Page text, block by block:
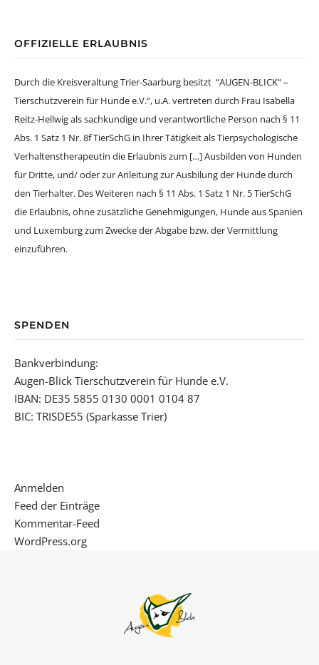
OFFIZIELLE ERLAUBNIS
Durch die Kreisveraltung Trier-Saarburg besitzt “AUGEN-BLICK“ –
Tierschutzverein für Hunde e.V.“, u.A. vertreten durch Frau Isabella
Reitz-Hellwig als sachkundige und verantwortliche Person nach § 11
Abs. 1 Satz 1 Nr. 8f TierSchG in Ihrer Tätigkeit als Tierpsychologische
Verhaltenstherapeutin die Erlaubnis zum […] Ausbilden von Hunden
für Dritte, und/ oder zur Anleitung zur Ausbilung der Hunde durch
den Tierhalter. Des Weiteren nach § 11 Abs. 1 Satz 1 Nr. 5 TierSchG
die Erlaubnis, ohne zusätzliche Genehmigungen, Hunde aus Spanien
und Luxemburg zum Zwecke der Abgabe bzw. der Vermittlung
einzuführen.
SPENDEN
Bankverbindung:
Augen-Blick Tierschutzverein für Hunde e.V.
IBAN: DE35 5855 0130 0001 0104 87
BIC: TRISDE55 (Sparkasse Trier)
Anmelden
Feed der Einträge
Kommentar-Feed
WordPress.org